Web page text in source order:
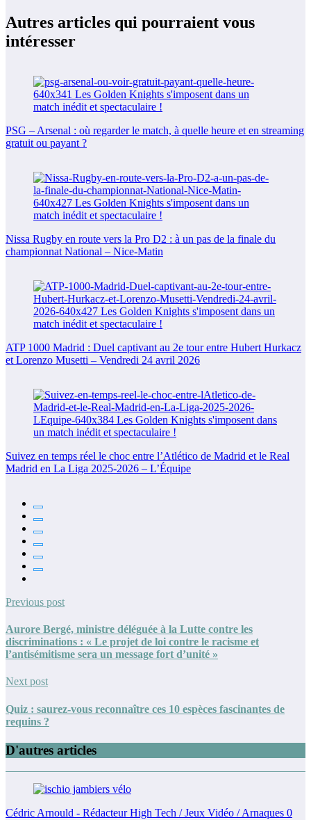
Autres articles qui pourraient vous
intéresser
PSG – Arsenal : où regarder le match, à quelle heure et en streaming
gratuit ou payant ?
Nissa Rugby en route vers la Pro D2 : à un pas de la finale du
championnat National – Nice-Matin
ATP 1000 Madrid : Duel captivant au 2e tour entre Hubert Hurkacz
et Lorenzo Musetti – Vendredi 24 avril 2026
Suivez en temps réel le choc entre l’Atlético de Madrid et le Real
Madrid en La Liga 2025-2026 – L’Équipe
Previous post
Aurore Bergé, ministre déléguée à la Lutte contre les
discriminations : « Le projet de loi contre le racisme et
l’antisémitisme sera un message fort d’unité »
Next post
Quiz : saurez-vous reconnaître ces 10 espèces fascinantes de
requins ?
D'autres articles
Cédric Arnould - Rédacteur High Tech / Jeux Vidéo / Arnaques 0